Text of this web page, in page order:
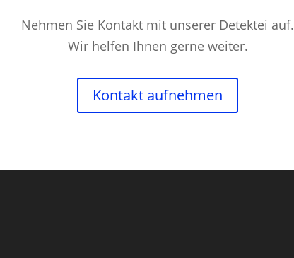
Nehmen Sie Kontakt mit unserer Detektei auf.
Wir helfen Ihnen gerne weiter.
Kontakt aufnehmen